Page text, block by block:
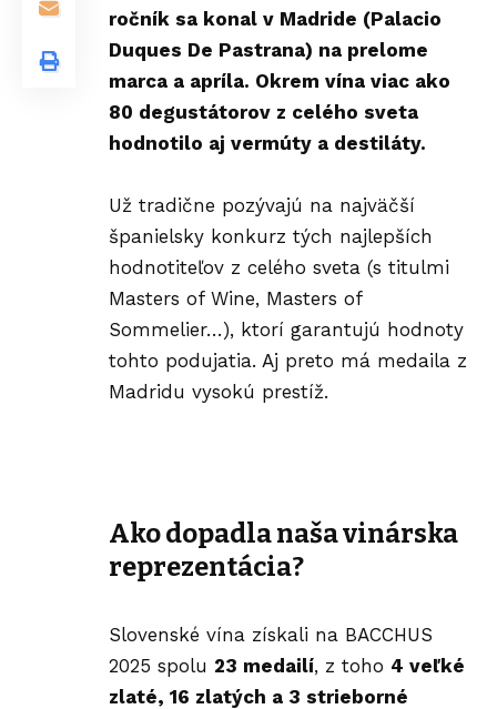
ročník sa konal v Madride (Palacio
Duques De Pastrana) na prelome
marca a apríla. Okrem vína viac ako
80 degustátorov z celého sveta
hodnotilo aj vermúty a destiláty.
Už tradične pozývajú na najväčší
španielsky konkurz tých najlepších
hodnotiteľov z celého sveta (s titulmi
Masters of Wine, Masters of
Sommelier…), ktorí garantujú hodnoty
tohto podujatia. Aj preto má medaila z
Madridu vysokú prestíž.
Ako dopadla naša vinárska
reprezentácia?
Slovenské vína získali na BACCHUS
2025 spolu 23 medailí, z toho 4 veľké
zlaté, 16 zlatých a 3 strieborné